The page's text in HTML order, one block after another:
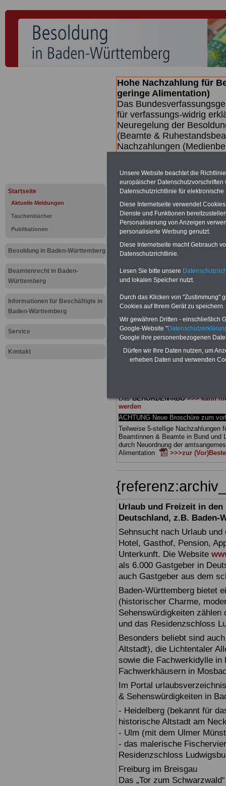
Startseite
Aktuelle Meldungen
Taschenbücher
Publikationen
Besoldung in Baden-Württemberg
Beamtenrecht in Baden-
Württemberg
Informationen für Beschäftigte in
Baden-Württemberg
Service
Kontakt
Hohe Nachzahlung für
geringe Alimentation)
Das
für verfassungs-widrig
Neuregelung der
(Beamte &
Nachzahlungen
dem Beschluss des
wird (wahrscheinlich im
Broschüre
Meldung
nicht
BEHÖRDEN-ABOmit 3 Ratgebern
25,00 Euro: Wissenswertes für
und Beamte, Beamten-
(Bund/Länder) sowie Beihilferecht
Ländern. Alle drei Ratgeber sind
gegliedert und erläutern auch
DasBEHÖRDEN-ABO >>> kann
werden
ACHTUNG Neue Broschüre zum
Teilweise 5-stellige Nachzahlungen
Beamtinnen & Beamte in Bund und
durch Neuordnung der
Alimentation
>>>zur
Urlaub und Freizeit in
Deutschland, z.B. Baden-
Sehnsucht nach Urlaub
Hotel, Gasthof, Pension,
Unterkunft. Die Website
als 6.000 Gastgeber in
auch Gastgeber aus dem
Baden-Württemberg bietet
(historischer Charme,
Sehenswürdigkeiten
und das Residenzschloss
Besonders beliebt sind
Altstadt), die Lichtentaler
sowie die Fachwerkidylle in
Fachwerkhäusern in
Im Portal
& Sehenswürdigkeiten in
- Heidelberg (bekannt für
historische Altstadt am
- Ulm (mit dem Ulmer
- das malerische
Residenzschloss
Freiburg im Breisgau
Das „Tor zum
Unsere Website beachtet die
europäischer
Datenschutzrichtlinie für
Diese Internetseite verwendet
Dienste und Funktionen
Personalisierung von Anzeigen
personalisierte Werbung genutzt.
Diese Internetseite macht Gebrauch
Datenschutzrichtlinie.
Lesen Sie bitte unsere
und lokalen Speicher nutzt.
Durch das Klicken von "Zustimmung"
Cookies auf Ihrem Gerät zu speichern.
Wir gewähren Dritten - einschließlich
Google-Website "
Google ihre personenbezogenen
Dürfen wir Ihre Daten nutzen, um
erheben Daten und verwenden